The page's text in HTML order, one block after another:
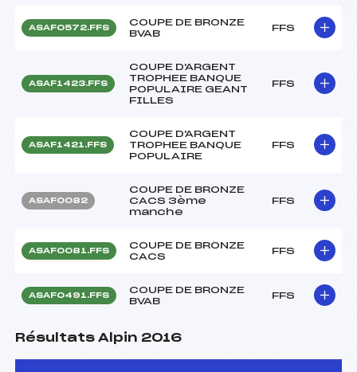
ASAF0572.FFS
COUPE DE BRONZE
BVAB
FFS
ASAF1423.FFS
COUPE D'ARGENT
TROPHEE BANQUE
POPULAIRE GEANT
FILLES
FFS
ASAF1421.FFS
COUPE D'ARGENT
TROPHEE BANQUE
POPULAIRE
FFS
ASAF0082
COUPE DE BRONZE
CACS 3ème
manche
FFS
ASAF0081.FFS
COUPE DE BRONZE
CACS
FFS
ASAF0491.FFS
COUPE DE BRONZE
BVAB
FFS
Résultats Alpin 2016